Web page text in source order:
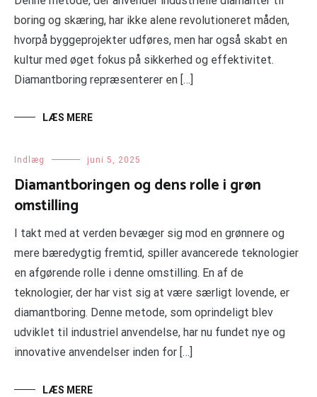
boring og skæring, har ikke alene revolutioneret måden,
hvorpå byggeprojekter udføres, men har også skabt en
kultur med øget fokus på sikkerhed og effektivitet.
Diamantboring repræsenterer en […]
LÆS MERE
Indlæg juni 5, 2025
Diamantboringen og dens rolle i grøn
omstilling
I takt med at verden bevæger sig mod en grønnere og
mere bæredygtig fremtid, spiller avancerede teknologier
en afgørende rolle i denne omstilling. En af de
teknologier, der har vist sig at være særligt lovende, er
diamantboring. Denne metode, som oprindeligt blev
udviklet til industriel anvendelse, har nu fundet nye og
innovative anvendelser inden for […]
LÆS MERE